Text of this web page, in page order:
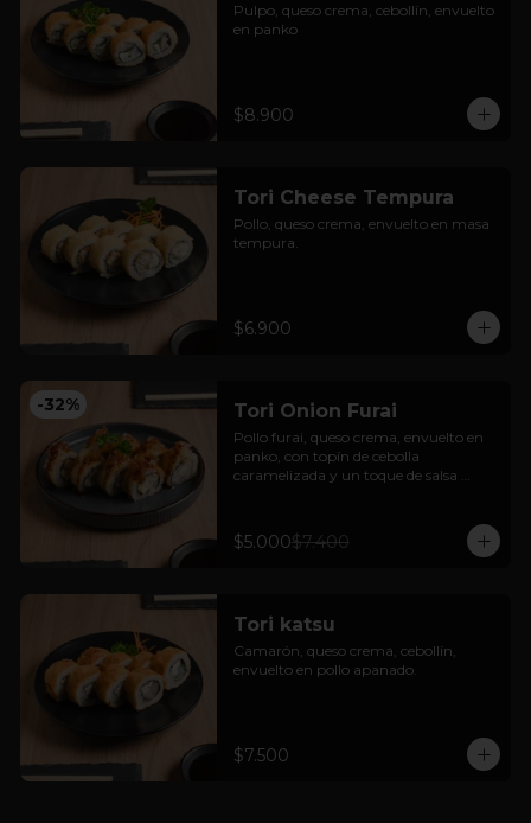
Pulpo, queso crema, cebollín, envuelto
en panko
$8.900
Tori Cheese Tempura
Pollo, queso crema, envuelto en masa
tempura.
$6.900
-32% Tori Onion Furai
Pollo furai, queso crema, envuelto en
panko, con topín de cebolla
caramelizada y un toque de salsa
$5.000$7.400
Tori katsu
Camarón, queso crema, cebollín,
envuelto en pollo apanado.
$7.500